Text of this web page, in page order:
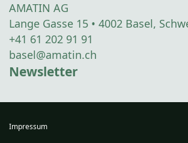
AMATIN AG
Lange Gasse 15 • 4002 Basel,
+41 61 202 91 91
basel@amatin.ch
Newsletter
Impressum